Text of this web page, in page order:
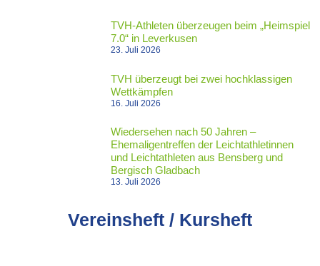
TVH-Athleten überzeugen beim „Heimspiel
7.0“ in Leverkusen
23. Juli 2026
TVH überzeugt bei zwei hochklassigen
Wettkämpfen
16. Juli 2026
Wiedersehen nach 50 Jahren –
Ehemaligentreffen der Leichtathletinnen
und Leichtathleten aus Bensberg und
Bergisch Gladbach
13. Juli 2026
Vereinsheft / Kursheft